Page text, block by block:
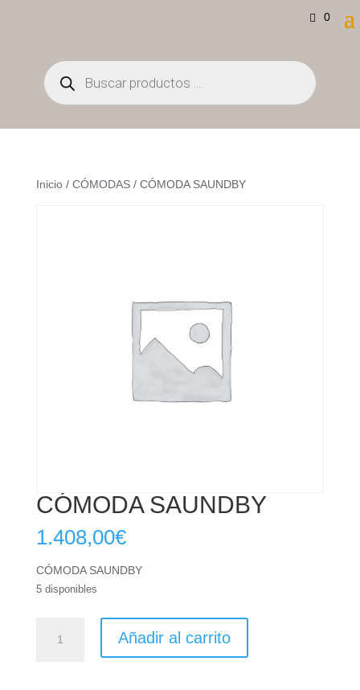
0
Búsqueda
de
productos
Inicio/ CÓMODAS/ CÓMODA SAUNDBY
CÓMODA SAUNDBY
1.408,00€
CÓMODA SAUNDBY
5 disponibles
SAUNDBY
Añadir al carrito